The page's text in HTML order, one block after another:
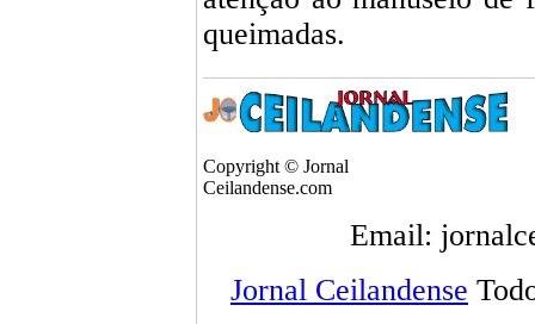
queimadas.
Copyright © Jornal
Ceilandense.com
Email:
Jornal Ceilandense